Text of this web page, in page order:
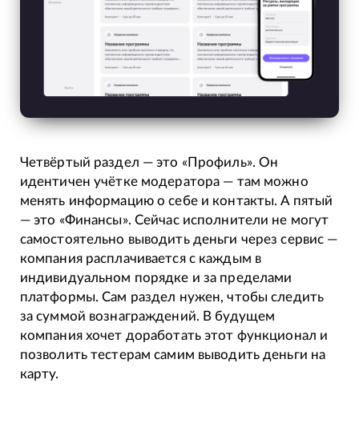
Четвёртый раздел — это «Профиль». Он
идентичен учётке модератора — там можно
менять информацию о себе и контакты. А пятый
— это «Финансы». Сейчас исполнители не могут
самостоятельно выводить деньги через сервис —
компания расплачивается с каждым в
индивидуальном порядке и за пределами
платформы. Сам раздел нужен, чтобы следить
за суммой вознаграждений. В будущем
компания хочет доработать этот функционал и
позволить тестерам самим выводить деньги на
карту.